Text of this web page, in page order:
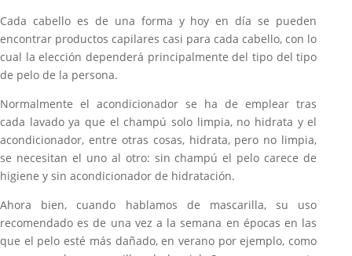
Cada cabello es de una forma y hoy en día se pueden
encontrar productos capilares casi para cada cabello, con lo
cual la elección dependerá principalmente del tipo del tipo
de pelo de la persona.
Normalmente el acondicionador se ha de emplear tras
cada lavado ya que el champú solo limpia, no hidrata y el
acondicionador, entre otras cosas, hidrata, pero no limpia,
se necesitan el uno al otro: sin champú el pelo carece de
higiene y sin acondicionador de hidratación.
Ahora bien, cuando hablamos de mascarilla, su uso
recomendado es de una vez a la semana en épocas en las
que el pelo esté más dañado, en verano por ejemplo, como